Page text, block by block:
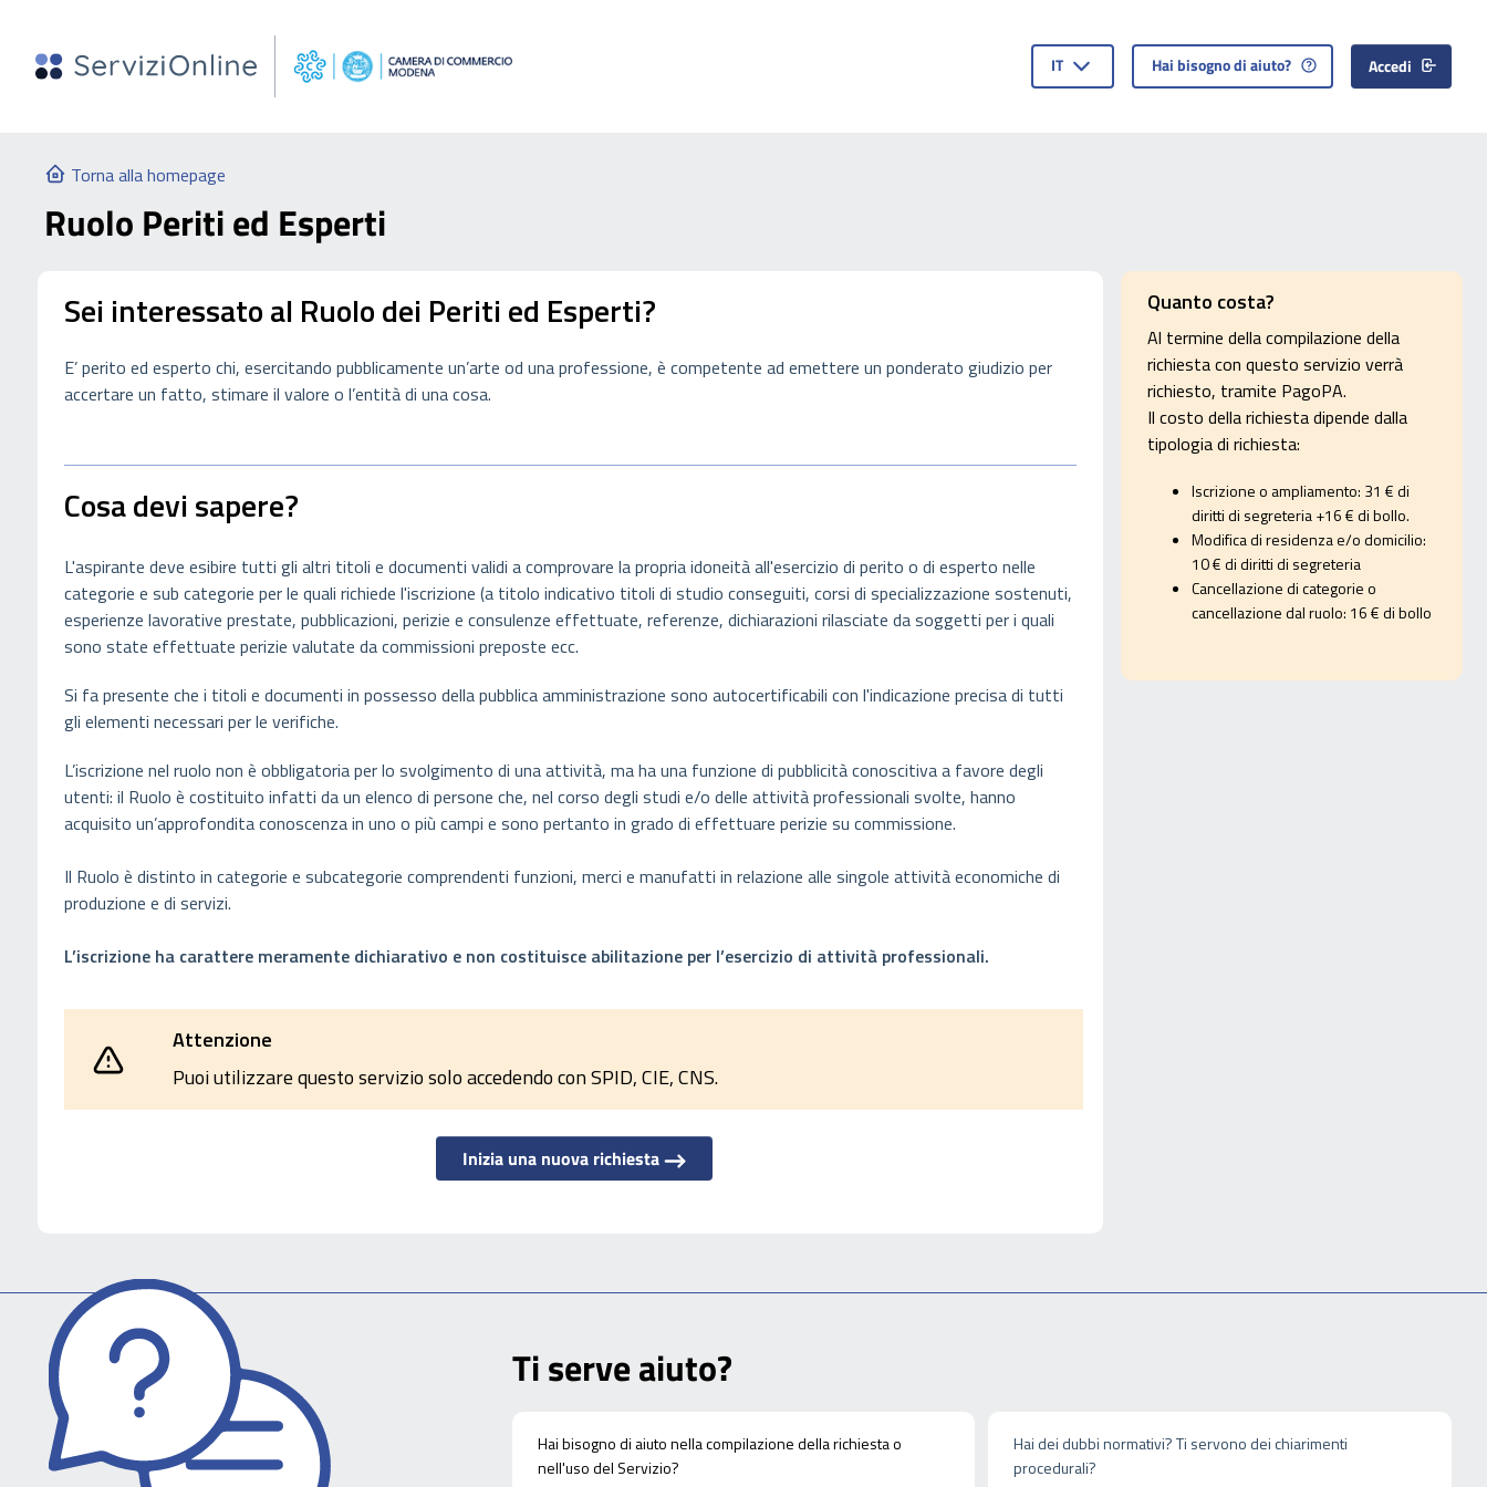
IT Hai bisogno di aiuto? Accedi
Torna alla homepage
Ruolo Periti ed Esperti
Sei interessato al Ruolo dei Periti ed Esperti?
E’ perito ed esperto chi, esercitando pubblicamente un’arte od una professione, è competente ad emettere un ponderato giudizio per
accertare un fatto, stimare il valore o l’entità di una cosa.
Cosa devi sapere?
L'aspirante deve esibire tutti gli altri titoli e documenti validi a comprovare la propria idoneità all'esercizio di perito o di esperto nelle
categorie e sub categorie per le quali richiede l'iscrizione (a titolo indicativo titoli di studio conseguiti, corsi di specializzazione sostenuti,
esperienze lavorative prestate, pubblicazioni, perizie e consulenze effettuate, referenze, dichiarazioni rilasciate da soggetti per i quali
sono state effettuate perizie valutate da commissioni preposte ecc.
Si fa presente che i titoli e documenti in possesso della pubblica amministrazione sono autocertificabili con l'indicazione precisa di tutti
gli elementi necessari per le verifiche.
L’iscrizione nel ruolo non è obbligatoria per lo svolgimento di una attività, ma ha una funzione di pubblicità conoscitiva a favore degli
utenti: il Ruolo è costituito infatti da un elenco di persone che, nel corso degli studi e/o delle attività professionali svolte, hanno
acquisito un’approfondita conoscenza in uno o più campi e sono pertanto in grado di effettuare perizie su commissione.
Il Ruolo è distinto in categorie e subcategorie comprendenti funzioni, merci e manufatti in relazione alle singole attività economiche di
produzione e di servizi.
L’iscrizione ha carattere meramente dichiarativo e non costituisce abilitazione per l’esercizio di attività professionali.
Attenzione
Puoi utilizzare questo servizio solo accedendo con SPID, CIE, CNS.
Inizia una nuova richiesta
Quanto costa?
Al termine della compilazione della
richiesta con questo servizio verrà
richiesto, tramite PagoPA.
Il costo della richiesta dipende dalla
tipologia di richiesta:
Iscrizione o ampliamento: 31 € di
diritti di segreteria +16 € di bollo.
Modifica di residenza e/o domicilio:
10 € di diritti di segreteria
Cancellazione di categorie o
cancellazione dal ruolo: 16 € di bollo
Ti serve aiuto?
Hai bisogno di aiuto nella compilazione della richiesta o
nell'uso del Servizio?
Hai dei dubbi normativi? Ti servono dei chiarimenti
procedurali?